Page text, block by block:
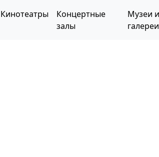
Кинотеатры
Концертные
залы
Музеи и
галереи